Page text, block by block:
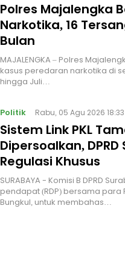
Polres Majalengka
Narkotika, 16
Bulan
MAJALENGKA – Polres
kasus peredaran narkotika di
hingga Juli…
Politik Rabu, 05 Agu 2026 18:33
‎Sistem Link PKL
Dipersoalkan,
Regulasi Khusus
‎SURABAYA - Komisi B DPRD
pendapat (RDP) bersama para
Bungkul, untuk membahas…